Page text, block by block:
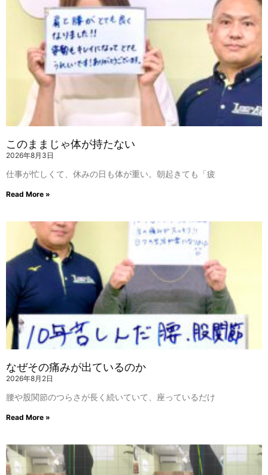
このままじゃ体が持たない
2026年8月3日
仕事が忙しくて、休みの日も体が重い。朝起きても「疲
Read More »
なぜその痛みが出ているのか
2026年8月2日
腰や股関節のつらさが長く続いていて、座っているだけ
Read More »